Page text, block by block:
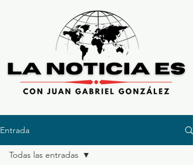
Entrada
Todas las entradas